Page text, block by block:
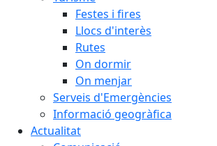
Festes i fires
Llocs d'interès
Rutes
On dormir
On menjar
Serveis d'Emergències
Informació geogràfica
Actualitat